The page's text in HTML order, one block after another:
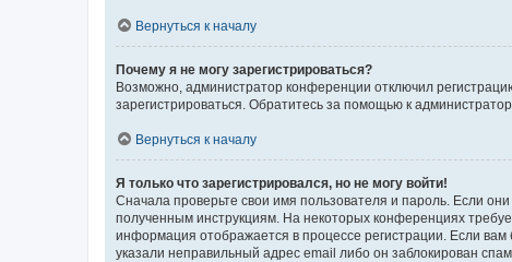
Вернуться к началу
Почему я не могу зарегистрироваться?
Возможно, администратор конференции отключил
зарегистрироваться. Обратитесь за помощью к
Вернуться к началу
Я только что зарегистрировался, но не могу войти!
Сначала проверьте свои имя пользователя и пароль. Если
полученным инструкциям. На некоторых конференциях
информация отображается в процессе регистрации. Если
указали неправильный адрес email либо он заблокирован